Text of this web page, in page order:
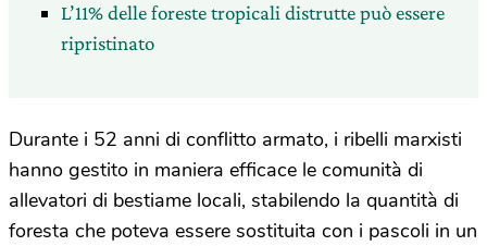
L’11% delle foreste tropicali distrutte può essere
ripristinato
Durante i 52 anni di conflitto armato, i ribelli marxisti
hanno gestito in maniera efficace le comunità di
allevatori di bestiame locali, stabilendo la quantità di
foresta che poteva essere sostituita con i pascoli in un